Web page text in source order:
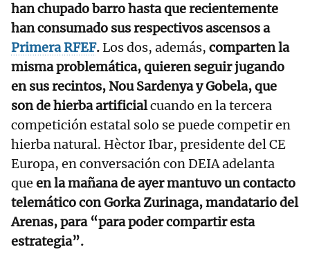
han chupado barro hasta que recientemente
han consumado sus respectivos ascensos a
Primera RFEF.Los dos, además, comparten la
misma problemática, quieren seguir jugando
en sus recintos, Nou Sardenya y Gobela, que
son de hierba artificialcuando en la tercera
competición estatal solo se puede competir en
hierba natural. Hèctor Ibar, presidente del CE
Europa, en conversación con DEIA adelanta
que en la mañana de ayer mantuvo un contacto
telemático con Gorka Zurinaga, mandatario del
Arenas, para “para poder compartir esta
estrategia”.